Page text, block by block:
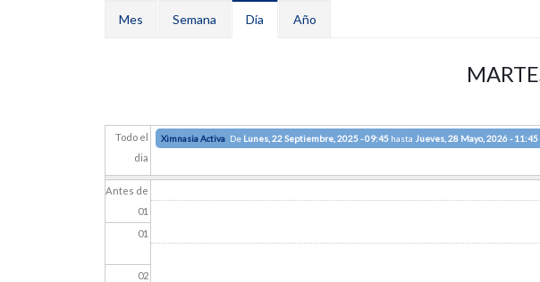
Solapas principales
Mes Semana Día (solapaAño
Todo el
dia
Ximnasia Activa De Lunes, 22 Septiembre, 2025 - 09:45hasta Jueves, 28 Mayo, 2026 - 11:45
Antes de
01
01
02